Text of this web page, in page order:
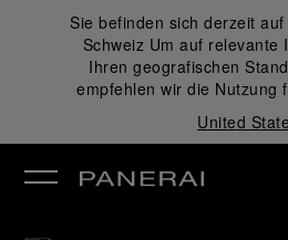
Sie befinden sich derzeit
Schweiz Um auf relevante
Ihren geografischen
empfehlen wir die Nutzung
United